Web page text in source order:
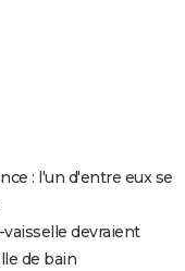
: l'un d'entre eux se
devraient
de bain